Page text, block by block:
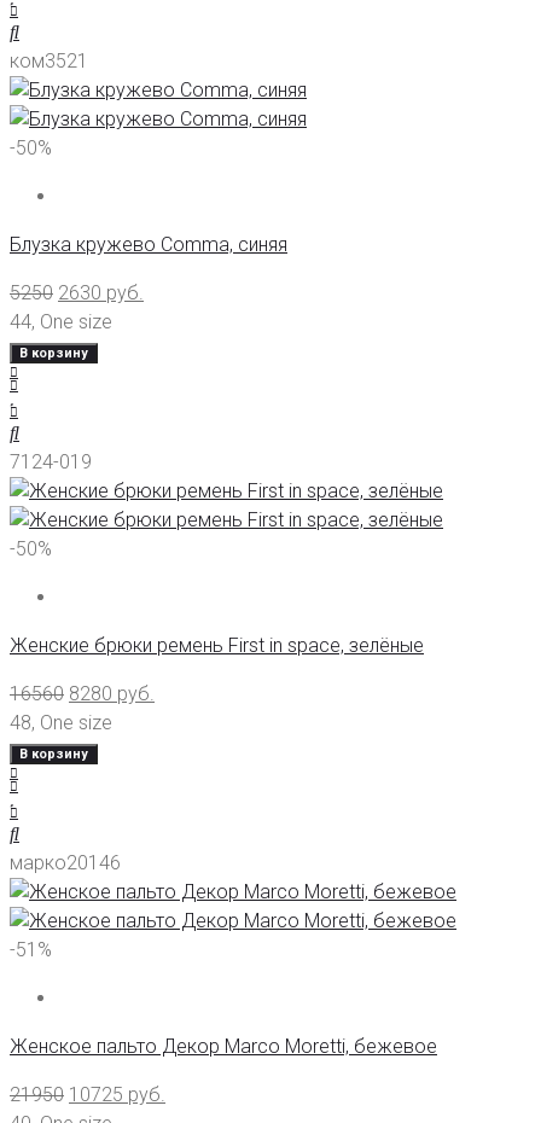
ком3521
-50%
Блузка кружево Comma, синяя
5250 2630 руб.
44, One size
В корзину
7124-019
-50%
Женские брюки ремень First in space, зелёные
16560 8280 руб.
48, One size
В корзину
марко20146
-51%
Женское пальто Декор Marco Moretti, бежевое
21950 10725 руб.